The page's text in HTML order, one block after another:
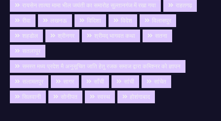
रायसेन तात्या मामा भील जयंती का समारोह सुल्तानगंज में रखा गया
राहतगढ़
रीवा
लखनऊ विदिशा विदेश
विलासपुर
शहडोल
श्रीनगर श्रीमद् भागवत कथा
सतना
सतलापुर
समस्त मध्य प्रदेश मै अनुसूचित जाति हेतु रजक समाज द्वारा कमिश्नर को ज्ञापन
सलामतपुर
सागर साँची सांची
सांचेत
सिलवानी
सोनीपत स्वस्थ होशंगाबाद